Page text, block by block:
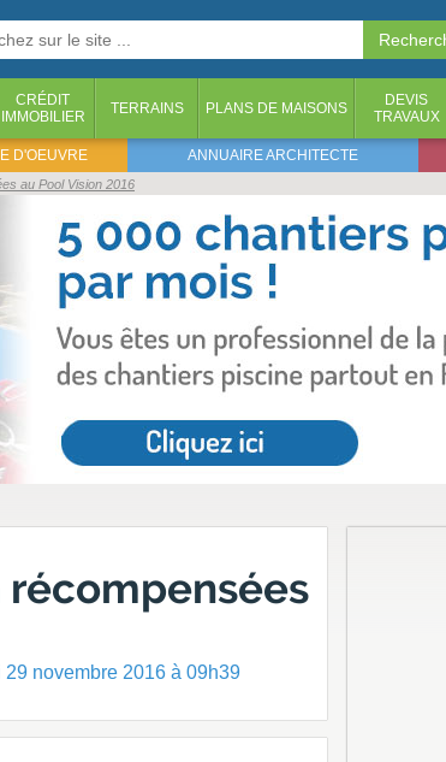
CRÉDIT
IMMOBILIER
TERRAINS PLANS DE MAISONS
DEVIS
TRAVAUX
D'OEUVRE ANNUAIRE ARCHITECTE
au Pool Vision 2016
29 novembre 2016 à 09h39